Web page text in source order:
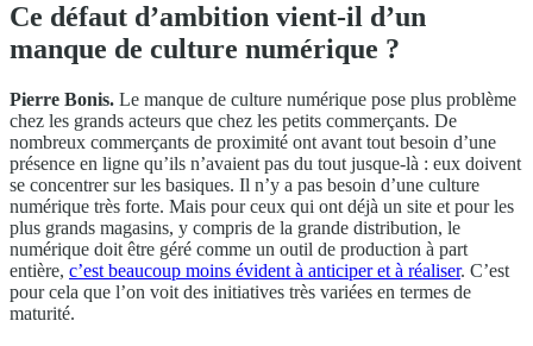
Ce défaut d’ambition vient-il d’un
manque de culture numérique ?
Pierre Bonis. Le manque de culture numérique pose plus problème
chez les grands acteurs que chez les petits commerçants. De
nombreux commerçants de proximité ont avant tout besoin d’une
présence en ligne qu’ils n’avaient pas du tout jusque-là : eux doivent
se concentrer sur les basiques. Il n’y a pas besoin d’une culture
numérique très forte. Mais pour ceux qui ont déjà un site et pour les
plus grands magasins, y compris de la grande distribution, le
numérique doit être géré comme un outil de production à part
entière, c’est beaucoup moins évident à anticiper et à réaliser. C’est
pour cela que l’on voit des initiatives très variées en termes de
maturité.